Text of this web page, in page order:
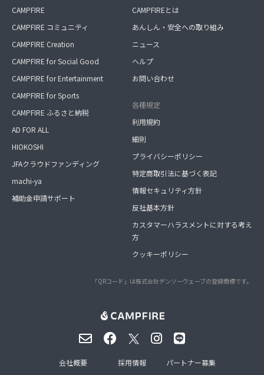
CAMPFIRE
CAMPFIRE コミュニティ
CAMPFIRE Creation
CAMPFIRE for Social Good
CAMPFIRE for Entertainment
CAMPFIRE for Sports
CAMPFIRE ふるさと納税
AD FOR ALL
HIOKOSHI
JFAクラウドファンディング
machi-ya
補助金申請サポート
CAMPFIREとは
あんしん・安全への取り組み
ニュース
ヘルプ
お問い合わせ
各種規定
利用規約
細則
プライバシーポリシー
特定商取引法に基づく表記
情報セキュリティ方針
反社基本方針
カスタマーハラスメントに対する考え
方
クッキーポリシー
「QRコード」は株式会社デンソーウェーブの登録商標です。
会社概要 採用情報 パートナー募集